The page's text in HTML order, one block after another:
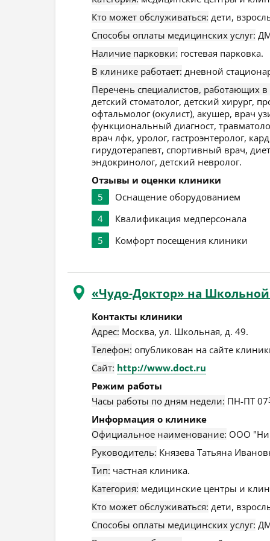
Кто может обслуживаться: дети,
Способы оплаты медицинских услуг:
Наличие парковки: гостевая парковка.
В клинике работает: дневной
Перечень специалистов, работающих
детский стоматолог, детский хирург,
офтальмолог (окулист), акушер, врач
функциональный диагност,
врач лфк, уролог, гастроэнтеролог,
гирудотерапевт, спортивный врач,
эндокринолог, детский невролог.
Отзывы и оценки клиники
5
Оснащение оборудованием
4
Квалификация медперсонала
5
Комфорт посещения клиники
«Чудо-Доктор» на
Контакты клиники
Адрес: Москва, ул. Школьная, д. 49.
Телефон: опубликован на сайте
Сайт: http://www.doct.ru
Режим работы
Часы работы по дням недели: ПН-ПТ 07
Информация о клинике
Официальное наименование: ООО
Руководитель: Князева Татьяна
Тип: частная клиника.
Категория: медицинские центры и
Кто может обслуживаться: дети,
Способы оплаты медицинских услуг: